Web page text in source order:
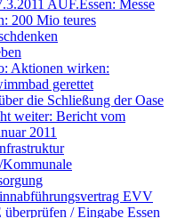
AUF.Essen: Messe
200 Mio teures
Aktionen wirken:
gerettet
die Schließung der Oase
weiter: Bericht vom
2011
Kommunale
EVV
überprüfen / Eingabe Essen